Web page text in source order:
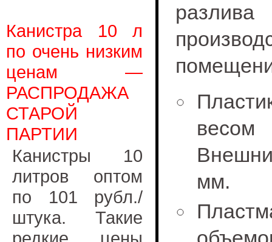
Канистра 10 л
по очень низким
ценам —
РАСПРОДАЖА
СТАРОЙ
ПАРТИИ
Канистры 10
литров оптом
по 101 рубл./
штука. Такие
весом
мм.